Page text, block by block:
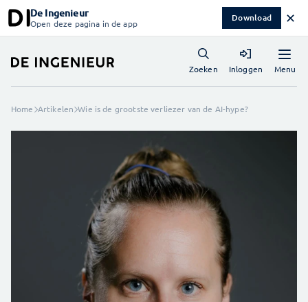
De Ingenieur
Open deze pagina in de app Download ✕
Menu
Zoeken Inloggen
Home Artikelen Wie is de grootste verliezer van de AI-hype?